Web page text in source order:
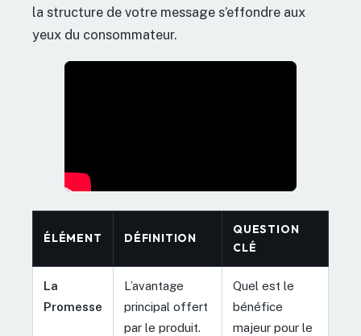
la structure de votre message s’effondre aux
yeux du consommateur.
ÉLÉMENT DÉFINITION
QUESTION
CLÉ
La
Promesse
L’avantage
principal offert
par le produit.
Quel est le
bénéfice
majeur pour le